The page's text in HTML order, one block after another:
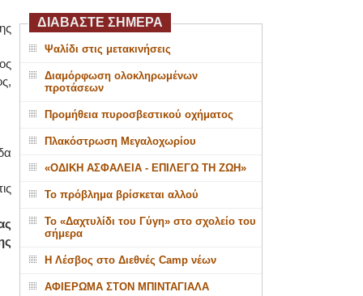
ΔΙΑΒΑΣΤΕ ΣΗΜΕΡΑ
Ψαλίδι στις μετακινήσεις
Διαμόρφωση ολοκληρωμένων
προτάσεων
Προμήθεια πυροσβεστικού οχήματος
Πλακόστρωση Μεγαλοχωρίου
«ΟΔΙΚΗ ΑΣΦΑΛΕΙΑ - ΕΠΙΛΕΓΩ ΤΗ ΖΩΗ»
Το πρόβλημα βρίσκεται αλλού
Το «Δαχτυλίδι του Γύγη» στο σχολείο του
σήμερα
Η Λέσβος στο Διεθνές Camp νέων
ΑΦΙΕΡΩΜΑ ΣΤΟΝ ΜΠΙΝΤΑΓΙΑΛΑ